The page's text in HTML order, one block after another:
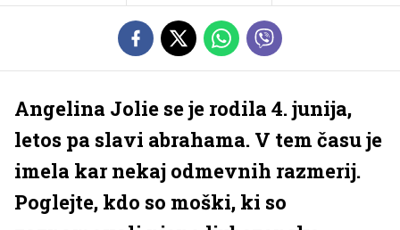
Angelina Jolie se je rodila 4. junija,
letos pa slavi abrahama. V tem času je
imela kar nekaj odmevnih razmerij.
Poglejte, kdo so moški, ki so